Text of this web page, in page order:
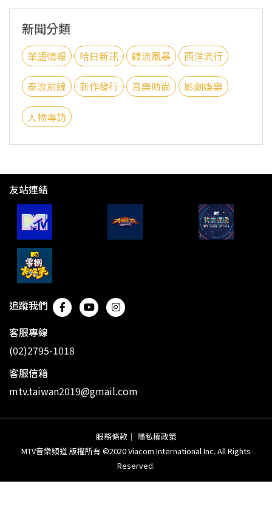
新聞分類
華語情報 哈日新訊 韓流風暴 西洋流行
泰流前線 新作發行 音樂時尚 影劇娛樂
人物專訪
友站連結
追蹤我們
客服專線
(02)2795-1018
客服信箱
mtv.taiwan2019@gmail.com
服務條款 ｜ 隱私權政策
MTV音樂頻道 版權所有 ©2020 Viacom International Inc. All Rights
Reserved.